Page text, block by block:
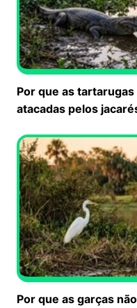
Por que as
atacadas pelos
Por que as garças